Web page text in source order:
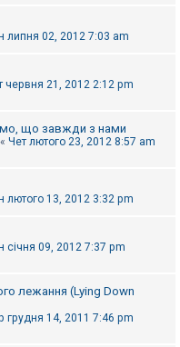
липня 02, 2012 7:03 am
червня 21, 2012 2:12 pm
що завжди з нами
« Чет лютого 23, 2012 8:57 am
лютого 13, 2012 3:32 pm
січня 09, 2012 7:37 pm
лежання (Lying Down
грудня 14, 2011 7:46 pm